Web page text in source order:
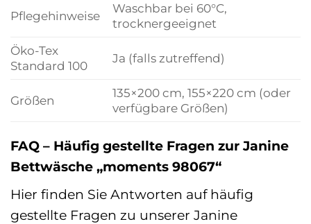
Pflegehinweise
Waschbar bei 60°C,
trocknergeeignet
Öko-Tex
Standard 100
Ja (falls zutreffend)
Größen
135×200 cm, 155×220 cm (oder
verfügbare Größen)
FAQ – Häufig gestellte Fragen zur Janine
Bettwäsche „moments 98067“
Hier finden Sie Antworten auf häufig
gestellte Fragen zu unserer Janine